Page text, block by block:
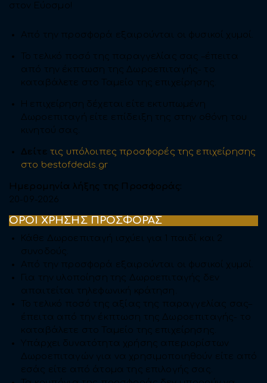
στoν Εύοσμο!
Από την προσφορά εξαιρούνται οι φυσικοί χυμοί.
Το τελικό ποσό της παραγγελίας σας –έπειτα
από την έκπτωση της Δωροεπιταγής- το
καταβάλετε στο Ταμείο της επιχείρησης.
Η επιχείρηση δέχεται είτε εκτυπωμένη
Δωροεπιταγή είτε επίδειξη της στην οθόνη του
κινητού σας.
Δείτε τις υπόλοιπες προσφορές της επιχείρησης
στο bestofdeals.gr
Ημερομηνία λήξης της Προσφοράς:
20-09-2026
ΟΡΟΙ ΧΡΗΣΗΣ ΠΡΟΣΦΟΡΑΣ
Κάθε Δωροεπιταγή ισχύει για 1 παιδί και 2
συνοδούς.
Από την προσφορά εξαιρούνται οι φυσικοί χυμοί.
Για την υλοποίηση της Δωροεπιταγής δεν
απαιτείται τηλεφωνική κράτηση.
Το τελικό ποσό της αξίας της παραγγελίας σας–
έπειτα από την έκπτωση της Δωροεπιταγής- το
καταβάλετε στο Ταμείο της επιχείρησης.
Υπάρχει δυνατότητα χρήσης απεριορίστων
Δωροεπιταγών για να χρησιμοποιηθούν είτε από
εσάς είτε από άτομα της επιλογής σας.